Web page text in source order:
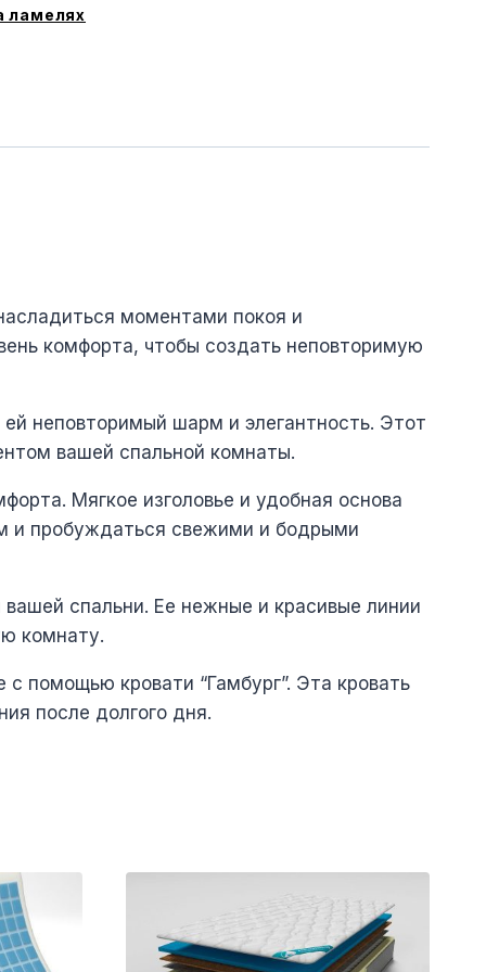
ламелях
моментами покоя и
комфорта, чтобы создать неповторимую
неповторимый шарм и элегантность. Этот
вашей спальной комнаты.
Мягкое изголовье и удобная основа
и пробуждаться свежими и бодрыми
спальни. Ее нежные и красивые линии
комнату.
помощью кровати “Гамбург”. Эта кровать
после долгого дня.